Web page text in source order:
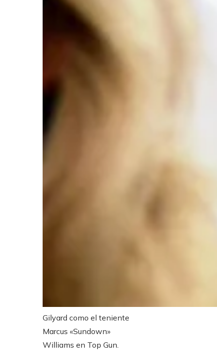
Gilyard como el teniente
Marcus «Sundown»
Williams en Top Gun.